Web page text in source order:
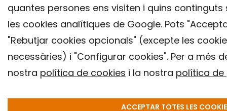
quantes persones ens visiten i quins
les cookies analítiques de Google. Pots
"Rebutjar cookies opcionals" (excepte les
necessàries) i "Configurar cookies". Per a més
nostra política de cookies i la nostra política de
ACCEPTAR TOTES LES